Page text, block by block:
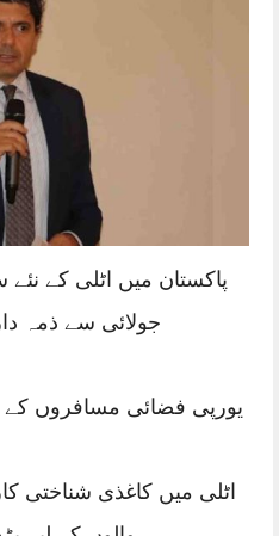
پاکستان میں اٹلی کے نئے
جولائی سے ذمہ
یورپی فضائی مسافروں کے
اٹلی میں کاغذی شناختی